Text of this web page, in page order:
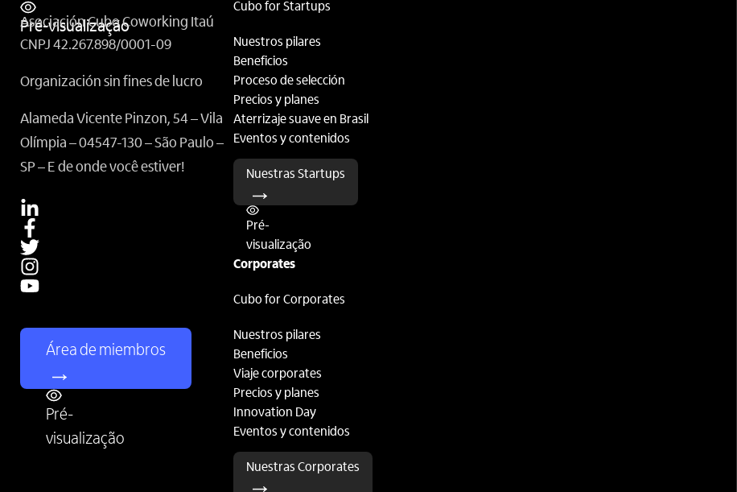
Pré-visualização
Asociación Cubo Coworking Itaú
CNPJ 42.267.898/0001-09
Organización sin fines de lucro
Alameda Vicente Pinzon, 54 – Vila
Olímpia – 04547-130 – São Paulo –
SP – E de onde você estiver!
Área de miembros
Pré-
visualização
Cubo for Startups
Nuestros pilares
Beneficios
Proceso de selección
Precios y planes
Aterrizaje suave en Brasil
Eventos y contenidos
Nuestras Startups
Pré-
visualização
Corporates
Cubo for Corporates
Nuestros pilares
Beneficios
Viaje corporates
Precios y planes
Innovation Day
Eventos y contenidos
Nuestras Corporates